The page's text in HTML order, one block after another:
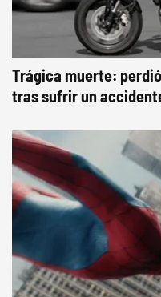
Trágica muerte:
tras sufrir un